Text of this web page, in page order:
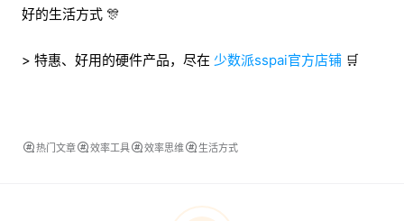
好的生活方式 🎊
> 特惠、好用的硬件产品，尽在 少数派sspai官方店铺 🛒
热门文章 效率工具 效率思维 生活方式